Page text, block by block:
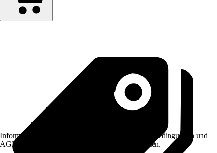
Informationen des Verkäufers, wie z. B. Rückgabebedingungen und
AGB, finden Sie bei Klick auf den Verkäufernamen.